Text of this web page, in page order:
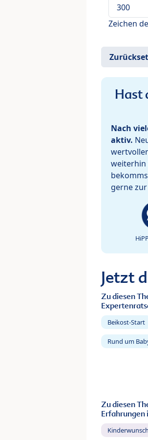
Zeichen
Hast
Nach
aktiv.
weiterhin
gerne zur
Jetzt
Zu diesen
Beikost-Start
Rund um
Zu diesen
Erfahrungen